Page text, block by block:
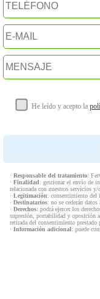
He leído y acepto la
· Responsable del tratamiento:
· Finalidad: gestionar el envío de
relacionada con nuestros servicios y/
· Legitimación: consentimiento del
· Destinatarios: no se cederán
· Derechos: podrá ejercer los
supresión, portabilidad y oposición
retirada del consentimiento prestado
· Información adicional: puede